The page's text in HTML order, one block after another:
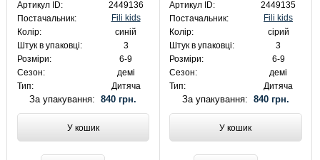
Артикул ID:
2449136
Постачальник:
Fili kids
Колір:
синій
Штук в упаковці:
3
Розміри:
6-9
Сезон:
демі
Тип:
Дитяча
За упакування:840 грн.
У кошик
Артикул ID:
2449135
Постачальник:
Fili kids
Колір:
сірий
Штук в упаковці:
3
Розміри:
6-9
Сезон:
демі
Тип:
Дитяча
За упакування: 840 грн.
У кошик